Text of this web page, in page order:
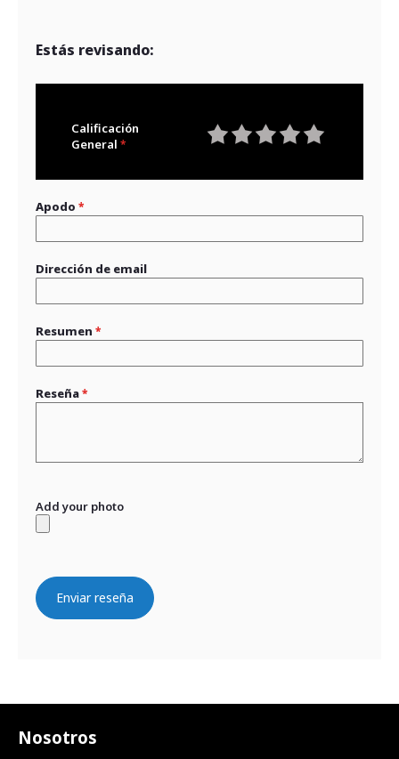
Estás revisando:
Calificación
General
Apodo
Dirección de email
Resumen
Reseña
Add your photo
Enviar reseña
Nosotros